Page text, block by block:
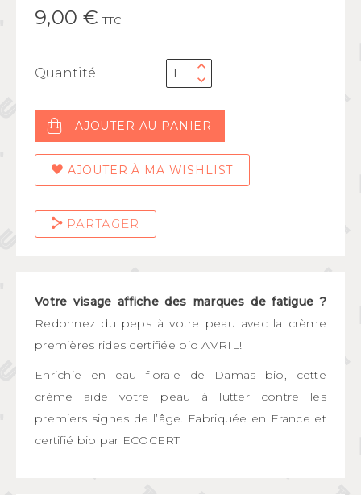
9,00 € TTC
Quantité
AJOUTER AU PANIER
AJOUTER À MA WISHLIST
PARTAGER
Votre visage affiche des marques de fatigue ?
Redonnez du peps à votre peau avec la crème
premières rides certifiée bio AVRIL!
Enrichie en eau florale de Damas bio, cette
crème aide votre peau à lutter contre les
premiers signes de l’âge. Fabriquée en France et
certifié bio par ECOCERT